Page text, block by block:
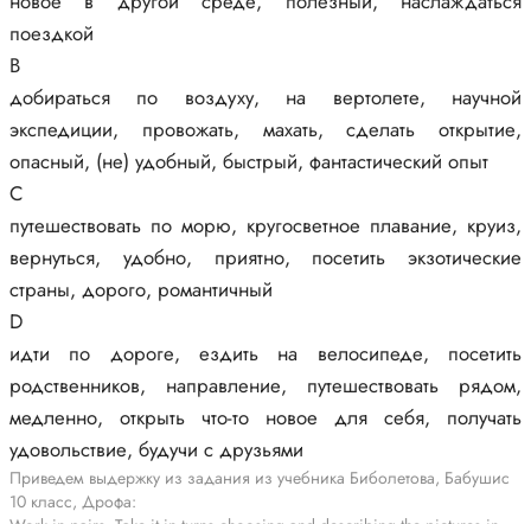
поездкой
B
добираться по воздуху, на вертолете, научной
экспедиции, провожать, махать, сделать открытие,
опасный, (не) удобный, быстрый, фантастический опыт
С
путешествовать по морю, кругосветное плавание, круиз,
вернуться, удобно, приятно, посетить экзотические
страны, дорого, романтичный
D
идти по дороге, ездить на велосипеде, посетить
родственников, направление, путешествовать рядом,
медленно, открыть что-то новое для себя, получать
удовольствие, будучи с друзьями
Приведем выдержку из задания из учебника Биболетова, Бабушис
10 класс, Дрофа: